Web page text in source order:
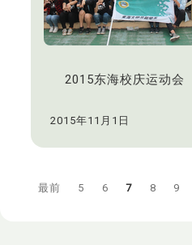
2015东海校庆运动会
2015年11月1日
最前 5 6 7 8 9